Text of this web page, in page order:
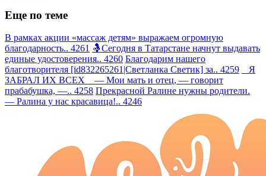
Еще по теме
В рамках акции «массаж детям» выражаем огромную
благодарность.. 4261 🤱Сегодня в Татарстане начнут выдавать
единые удостоверения.. 4260 Благодарим нашего
благотворителя [id832265261|Светланка Светик] за.. 4259
Я
ЗАБРАЛ ИХ ВСЕХ — Мои мать и отец, — говорит
прабабушка, —.. 4258 Прекрасной Ралине нужны родители.
— Ралина у нас красавица!.. 4246